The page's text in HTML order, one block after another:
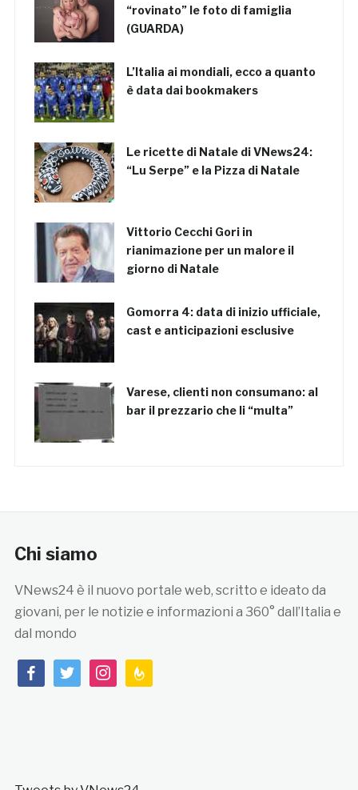
“rovinato” le foto di famiglia
(GUARDA)
L’Italia ai mondiali, ecco a quanto
è data dai bookmakers
Le ricette di Natale di VNews24:
“Lu Serpe” e la Pizza di Natale
Vittorio Cecchi Gori in
rianimazione per un malore il
giorno di Natale
Gomorra 4: data di inizio ufficiale,
cast e anticipazioni esclusive
Varese, clienti non consumano: al
bar il prezzario che li “multa”
Chi siamo
VNews24 è il nuovo portale web, scritto e ideato da
giovani, per le notizie e informazioni a 360° dall’Italia e
dal mondo
facebooktwitterinstagramfeedburner